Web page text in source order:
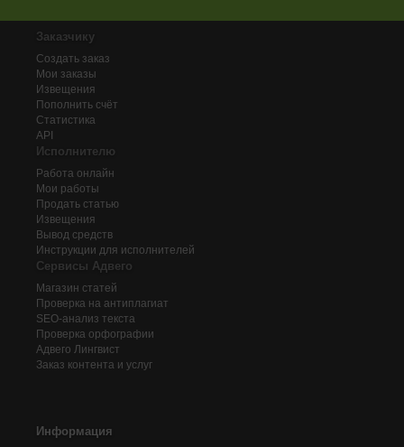
Заказчику
Создать заказ
Мои заказы
Извещения
Пополнить счёт
Статистика
API
Исполнителю
Работа онлайн
Мои работы
Продать статью
Извещения
Вывод средств
Инструкции для исполнителей
Сервисы Адвего
Магазин статей
Проверка на антиплагиат
SEO-анализ текста
Проверка орфографии
Адвего Лингвист
Заказ контента и услуг
Информация